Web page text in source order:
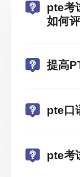
pte考
如何
提高
pte口
pte考